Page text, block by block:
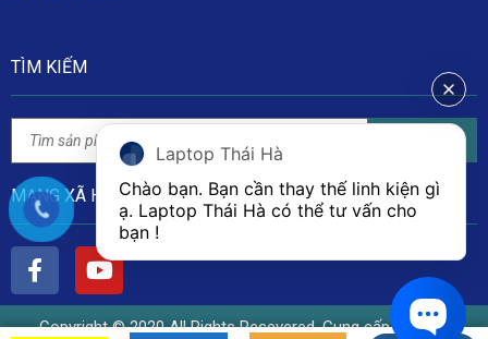
TÌM KIẾM
MẠNG XÃ HỘI
Copyright © 2020 All Rights Resevered. Cung cấp bởi Linh
Laptop Thái Hà
Chào bạn. Bạn cần thay thế linh kiện gì
ạ. Laptop Thái Hà có thể tư vấn cho
bạn !